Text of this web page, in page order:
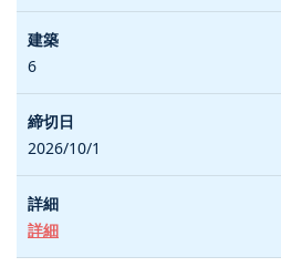
6
2026/10/1
詳細